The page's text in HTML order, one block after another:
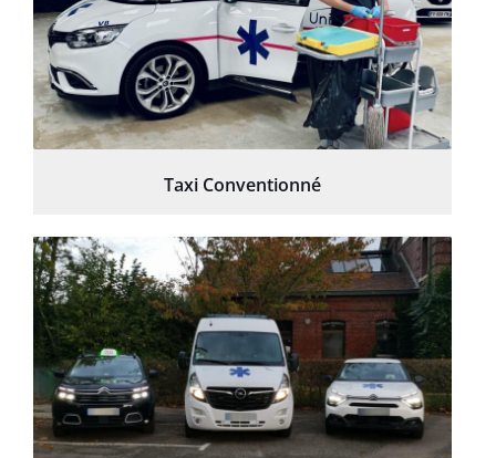
Taxi Conventionné